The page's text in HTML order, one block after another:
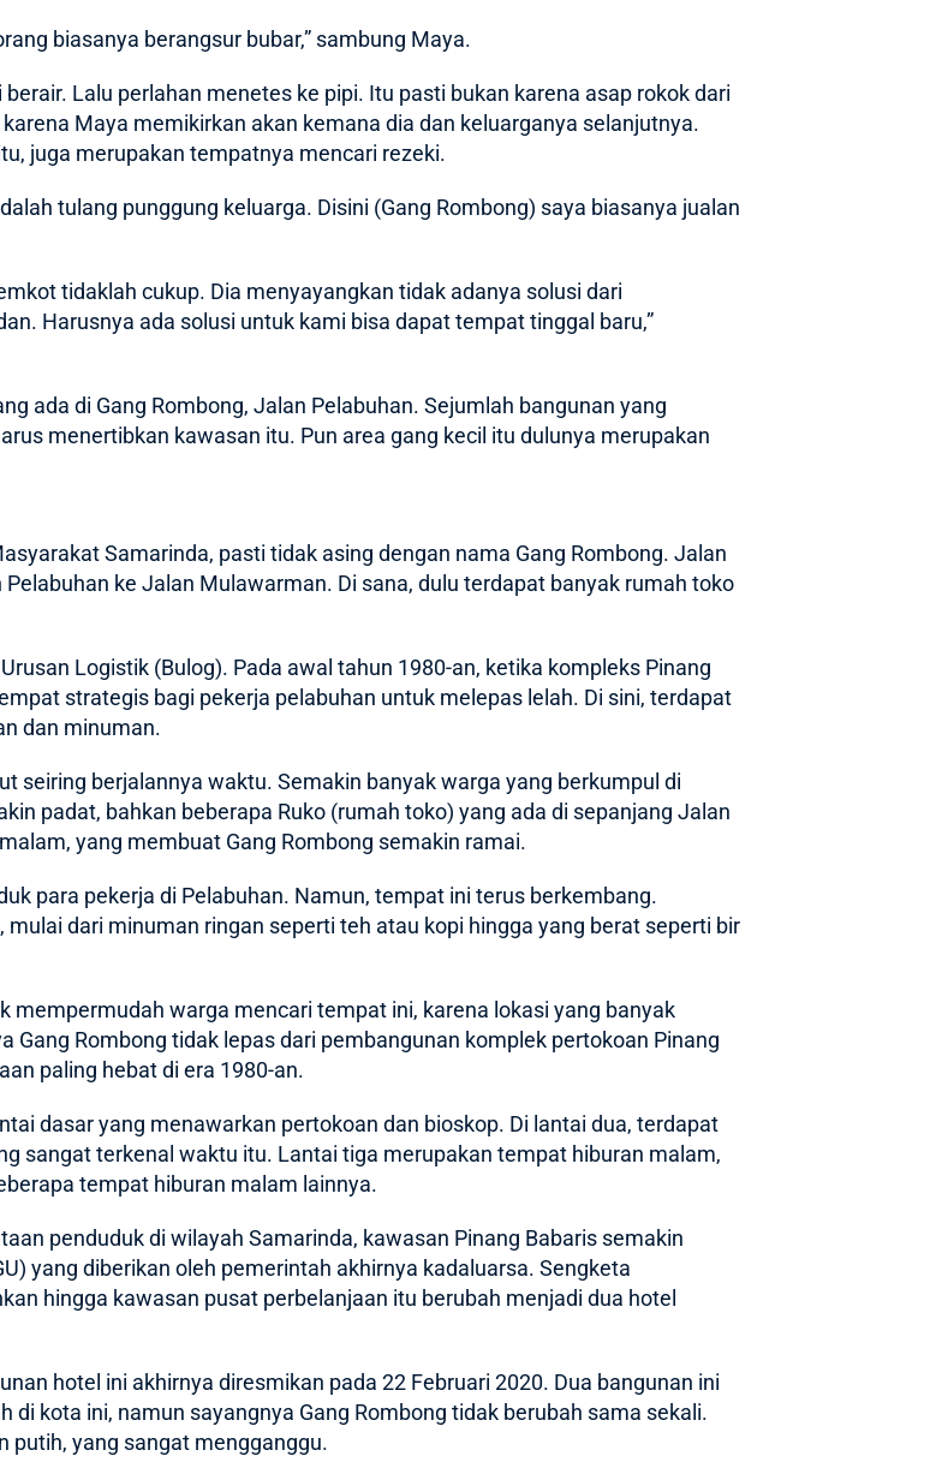
biasanya berangsur bubar,” sambung Maya.
Lalu perlahan menetes ke pipi. Itu pasti bukan karena asap rokok dari
Maya memikirkan akan kemana dia dan keluarganya selanjutnya.
juga merupakan tempatnya mencari rezeki.
tulang punggung keluarga. Disini (Gang Rombong) saya biasanya jualan
tidaklah cukup. Dia menyayangkan tidak adanya solusi dari
Harusnya ada solusi untuk kami bisa dapat tempat tinggal baru,”
ada di Gang Rombong, Jalan Pelabuhan. Sejumlah bangunan yang
menertibkan kawasan itu. Pun area gang kecil itu dulunya merupakan
Samarinda, pasti tidak asing dengan nama Gang Rombong. Jalan
ke Jalan Mulawarman. Di sana, dulu terdapat banyak rumah toko
Logistik (Bulog). Pada awal tahun 1980-an, ketika kompleks Pinang
strategis bagi pekerja pelabuhan untuk melepas lelah. Di sini, terdapat
dan minuman.
seiring berjalannya waktu. Semakin banyak warga yang berkumpul di
padat, bahkan beberapa Ruko (rumah toko) yang ada di sepanjang Jalan
yang membuat Gang Rombong semakin ramai.
para pekerja di Pelabuhan. Namun, tempat ini terus berkembang.
dari minuman ringan seperti teh atau kopi hingga yang berat seperti bir
mempermudah warga mencari tempat ini, karena lokasi yang banyak
Gang Rombong tidak lepas dari pembangunan komplek pertokoan Pinang
paling hebat di era 1980-an.
dasar yang menawarkan pertokoan dan bioskop. Di lantai dua, terdapat
sangat terkenal waktu itu. Lantai tiga merupakan tempat hiburan malam,
tempat hiburan malam lainnya.
penduduk di wilayah Samarinda, kawasan Pinang Babaris semakin
yang diberikan oleh pemerintah akhirnya kadaluarsa. Sengketa
hingga kawasan pusat perbelanjaan itu berubah menjadi dua hotel
hotel ini akhirnya diresmikan pada 22 Februari 2020. Dua bangunan ini
kota ini, namun sayangnya Gang Rombong tidak berubah sama sekali.
putih, yang sangat mengganggu.